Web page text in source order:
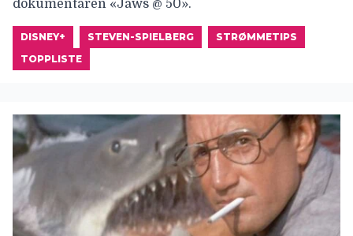
dokumentaren «Jaws @ 50».
DISNEY+ STEVEN-SPIELBERG
STRØMMETIPS
TOPPLISTE